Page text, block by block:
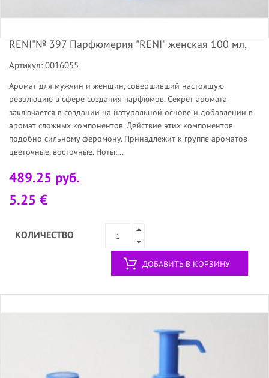
RENI"№ 397 Парфюмерия "RENI" женская 100 мл,
Артикул: 0016055
Аромат для мужчин и женщин, совершивший настоящую
революцию в сфере создания парфюмов. Секрет аромата
заключается в создании на натуральной основе и добавлении в
аромат сложных компонентов. Действие этих компонентов
подобно сильному феромону. Принадлежит к группе ароматов
цветочные, восточные. Ноты:...
489.25 руб.
5.25 €
КОЛИЧЕСТВО
ДОБАВИТЬ В КОРЗИНУ